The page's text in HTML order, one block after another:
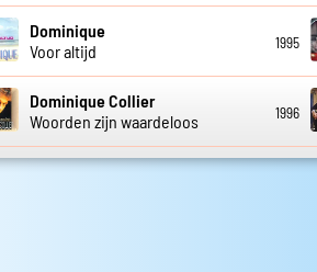
Dominique
Voor altijd
1995
Dominique Collier
Woorden zijn waardeloos
1996